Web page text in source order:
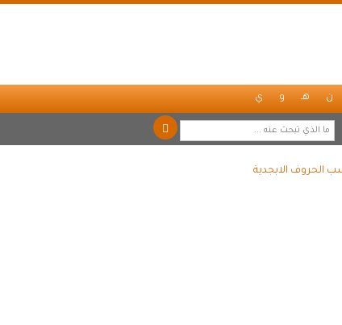
ن هـ و ي
الحروف الابجدية